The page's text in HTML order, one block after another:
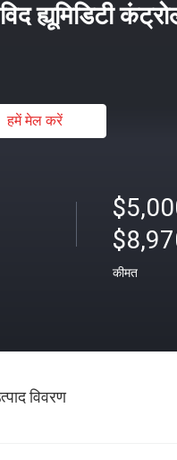
ह्यूमिडिटी
हमें मेल करें
कीमत
विवरण